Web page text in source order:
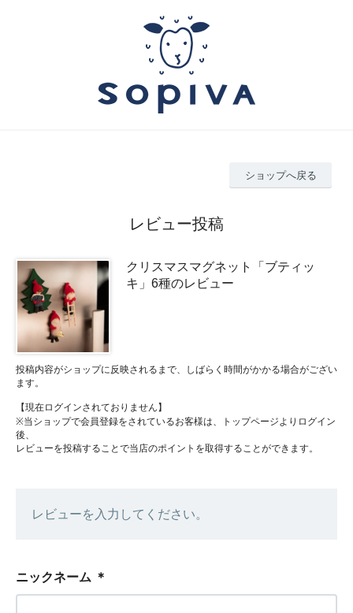
ショップへ戻る
レビュー投稿
クリスマスマグネット「ブティッ
キ」6種のレビュー
投稿内容がショップに反映されるまで、しばらく時間がかかる場合がござい
ます。
【現在ログインされておりません】
※当ショップで会員登録をされているお客様は、トップページよりログイン
後、
レビューを投稿することで当店のポイントを取得することができます。
レビューを入力してください。
ニックネーム ＊